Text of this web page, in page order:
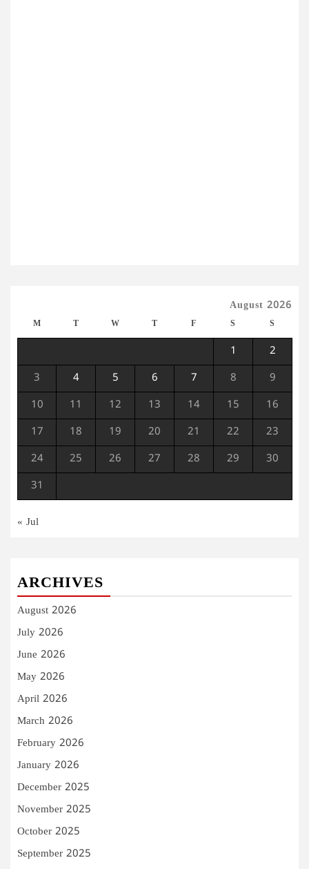
August 2026
M T W T F S S
1 2
3 4 5 6 7 8 9
10 11 12 13 14 15 16
17 18 19 20 21 22 23
24 25 26 27 28 29 30
31
« Jul
ARCHIVES
August 2026
July 2026
June 2026
May 2026
April 2026
March 2026
February 2026
January 2026
December 2025
November 2025
October 2025
September 2025